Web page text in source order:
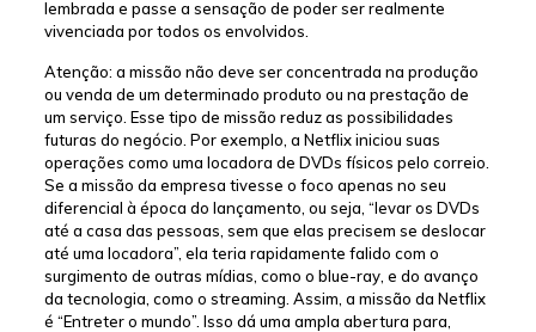
lembrada e passe a sensação de poder ser realmente
vivenciada por todos os envolvidos.
Atenção: a missão não deve ser concentrada na produção
ou venda de um determinado produto ou na prestação de
um serviço. Esse tipo de missão reduz as possibilidades
futuras do negócio. Por exemplo, a Netflix iniciou suas
operações como uma locadora de DVDs físicos pelo correio.
Se a missão da empresa tivesse o foco apenas no seu
diferencial à época do lançamento, ou seja, “levar os DVDs
até a casa das pessoas, sem que elas precisem se deslocar
até uma locadora”, ela teria rapidamente falido com o
surgimento de outras mídias, como o blue-ray, e do avanço
da tecnologia, como o streaming. Assim, a missão da Netflix
é “Entreter o mundo”. Isso dá uma ampla abertura para,